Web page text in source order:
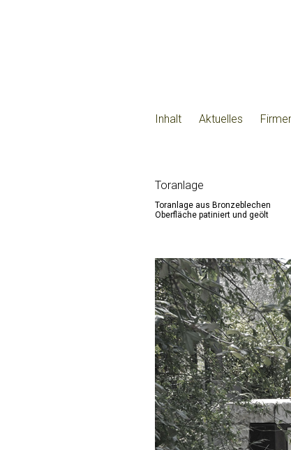
Inhalt Aktuelles
Toranlage
Toranlage aus Bronzeblechen
Oberfläche patiniert und geölt